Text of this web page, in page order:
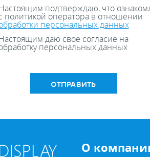
подтверждаю, что
политикой оператора в отношении
персональных данных
даю свое согласие на
персональных данных
ОТПРАВИТЬ
О